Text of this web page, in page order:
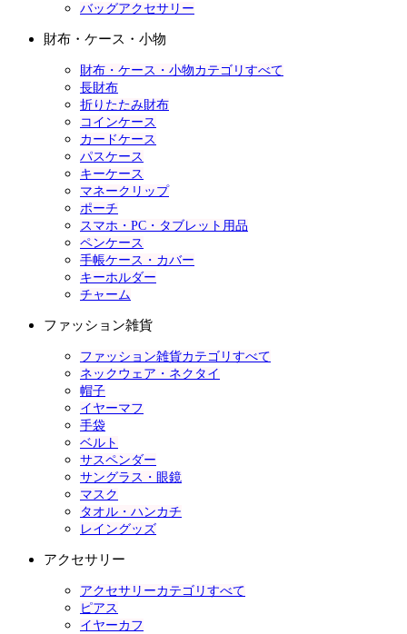
バッグアクセサリー
財布・ケース・小物
財布・ケース・小物カテゴリすべて
長財布
折りたたみ財布
コインケース
カードケース
パスケース
キーケース
マネークリップ
ポーチ
スマホ・PC・タブレット用品
ペンケース
手帳ケース・カバー
キーホルダー
チャーム
ファッション雑貨
ファッション雑貨カテゴリすべて
ネックウェア・ネクタイ
帽子
イヤーマフ
手袋
ベルト
サスペンダー
サングラス・眼鏡
マスク
タオル・ハンカチ
レイングッズ
アクセサリー
アクセサリーカテゴリすべて
ピアス
イヤーカフ